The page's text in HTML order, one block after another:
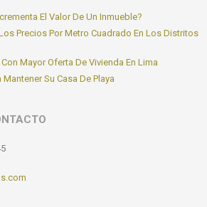
El Valor De Un Inmueble?
Precios Por Metro Cuadrado En Los Distritos
Mayor Oferta De Vivienda En Lima
Su Casa De Playa